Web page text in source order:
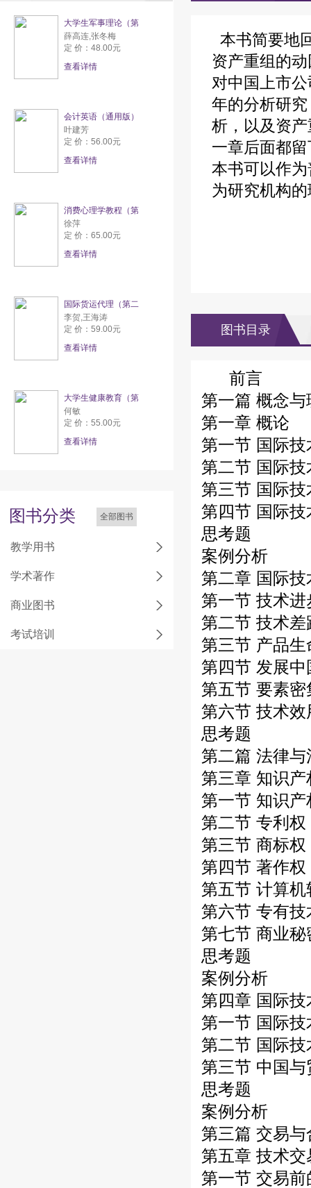
大学生军事理论（第
薛高连,张冬梅
定 价：48.00元
查看详情
会计英语（通用版）
叶建芳
定 价：56.00元
查看详情
消费心理学教程（第
徐萍
定 价：65.00元
查看详情
国际货运代理（第二
李贺,王海涛
定 价：59.00元
查看详情
大学生健康教育（第
何敏
定 价：55.00元
查看详情
图书分类 全部图书
教学用书
学术著作
商业图书
考试培训
本书简要地
资产重组的
对中国上市
年的分析研
析，以及资
一章后面都
本书可以作
为研究机构
图书目录
前言
第一篇 概念与
第一章 概论
第一节 国际
第二节 国际
第三节 国际
第四节 国际
思考题
案例分析
第二章 国际
第一节 技术
第二节 技术差
第三节 产品
第四节 发展
第五节 要素
第六节 技术
思考题
第二篇 法律与
第三章 知识
第一节 知识产
第二节 专利权
第三节 商标权
第四节 著作权
第五节 计算
第六节 专有技
第七节 商业秘
思考题
案例分析
第四章 国际
第一节 国际
第二节 国际
第三节 中国
思考题
案例分析
第三篇 交易与
第五章 技术
第一节 交易前